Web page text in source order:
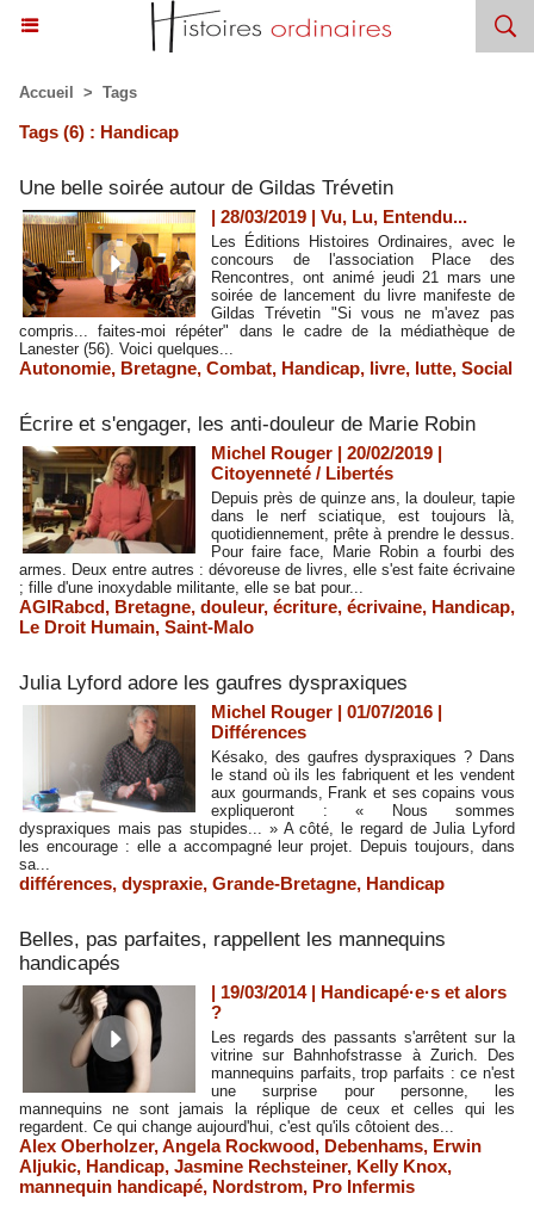
Accueil > Tags
Tags (6) : Handicap
Une belle soirée autour de Gildas Trévetin
| 28/03/2019 | Vu, Lu, Entendu...
Les Éditions Histoires Ordinaires, avec le
concours de l'association Place des
Rencontres, ont animé jeudi 21 mars une
soirée de lancement du livre manifeste de
Gildas Trévetin "Si vous ne m'avez pas
compris... faites-moi répéter" dans le cadre de la médiathèque de
Lanester (56). Voici quelques...
Autonomie, Bretagne, Combat, Handicap, livre, lutte, Social
Écrire et s'engager, les anti-douleur de Marie Robin
Michel Rouger | 20/02/2019 |
Citoyenneté / Libertés
Depuis près de quinze ans, la douleur, tapie
dans le nerf sciatique, est toujours là,
quotidiennement, prête à prendre le dessus.
Pour faire face, Marie Robin a fourbi des
armes. Deux entre autres : dévoreuse de livres, elle s'est faite écrivaine
; fille d'une inoxydable militante, elle se bat pour...
AGIRabcd, Bretagne, douleur, écriture, écrivaine, Handicap,
Le Droit Humain, Saint-Malo
Julia Lyford adore les gaufres dyspraxiques
Michel Rouger | 01/07/2016 |
Différences
Késako, des gaufres dyspraxiques ? Dans
le stand où ils les fabriquent et les vendent
aux gourmands, Frank et ses copains vous
expliqueront : « Nous sommes
dyspraxiques mais pas stupides... » A côté, le regard de Julia Lyford
les encourage : elle a accompagné leur projet. Depuis toujours, dans
sa...
différences, dyspraxie, Grande-Bretagne, Handicap
Belles, pas parfaites, rappellent les mannequins
handicapés
| 19/03/2014| Handicapé·e·s et alors
?
Les regards des passants s'arrêtent sur la
vitrine sur Bahnhofstrasse à Zurich. Des
mannequins parfaits, trop parfaits : ce n'est
une surprise pour personne, les
mannequins ne sont jamais la réplique de ceux et celles qui les
regardent. Ce qui change aujourd'hui, c'est qu'ils côtoient des...
Alex Oberholzer,Angela Rockwood, Debenhams, Erwin
Aljukic, Handicap, Jasmine Rechsteiner, Kelly Knox,
mannequin handicapé, Nordstrom, Pro Infermis